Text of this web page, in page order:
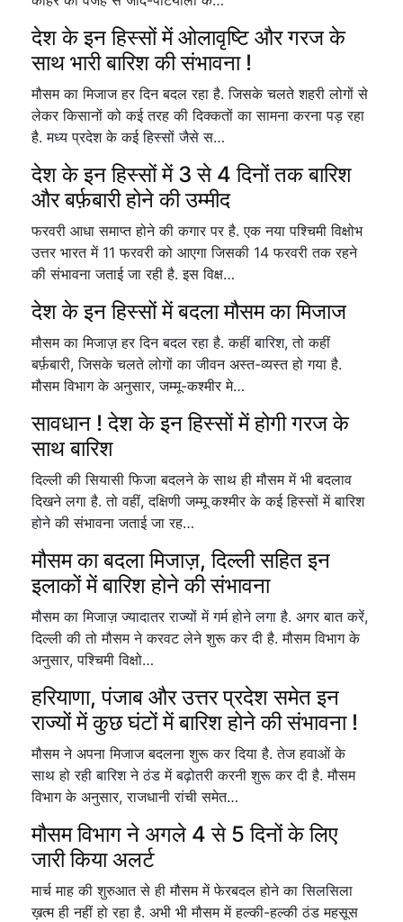
देश के इन हिस्सों में ओलावृष्टि और गरज के
साथ भारी बारिश की संभावना !
मौसम का मिजाज हर दिन बदल रहा है. जिसके चलते शहरी लोगों से
लेकर किसानों को कई तरह की दिक्कतों का सामना करना पड़ रहा
है. मध्य प्रदेश के कई हिस्सों जैसे स…
देश के इन हिस्सों में 3 से 4 दिनों तक बारिश
और बर्फ़बारी होने की उम्मीद
फरवरी आधा समाप्त होने की कगार पर है. एक नया पश्चिमी विक्षोभ
उत्तर भारत में 11 फरवरी को आएगा जिसकी 14 फरवरी तक रहने
की संभावना जताई जा रही है. इस विक्ष…
देश के इन हिस्सों में बदला मौसम का मिजाज
मौसम का मिजाज़ हर दिन बदल रहा है. कहीं बारिश, तो कहीं
बर्फ़बारी, जिसके चलते लोगों का जीवन अस्त-व्यस्त हो गया है.
मौसम विभाग के अनुसार, जम्मू-कश्मीर मे…
सावधान ! देश के इन हिस्सों में होगी गरज के
साथ बारिश
दिल्ली की सियासी फिजा बदलने के साथ ही मौसम में भी बदलाव
दिखने लगा है. तो वहीं, दक्षिणी जम्मू कश्मीर के कई हिस्सों में बारिश
होने की संभावना जताई जा रह…
मौसम का बदला मिजाज़, दिल्ली सहित इन
इलाकों में बारिश होने की संभावना
मौसम का मिजाज़ ज्यादातर राज्यों में गर्म होने लगा है. अगर बात करें,
दिल्ली की तो मौसम ने करवट लेने शुरू कर दी है. मौसम विभाग के
अनुसार, पश्चिमी विक्षो…
हरियाणा, पंजाब और उत्तर प्रदेश समेत इन
राज्यों में कुछ घंटों में बारिश होने की संभावना !
मौसम ने अपना मिजाज बदलना शुरू कर दिया है. तेज हवाओं के
साथ हो रही बारिश ने ठंड में बढ़ोतरी करनी शुरू कर दी है. मौसम
विभाग के अनुसार, राजधानी रांची समेत…
मौसम विभाग ने अगले 4 से 5 दिनों के लिए
जारी किया अलर्ट
मार्च माह की शुरुआत से ही मौसम में फेरबदल होने का सिलसिला
ख़त्म ही नहीं हो रहा है. अभी भी मौसम में हल्की-हल्की ठंड महसूस